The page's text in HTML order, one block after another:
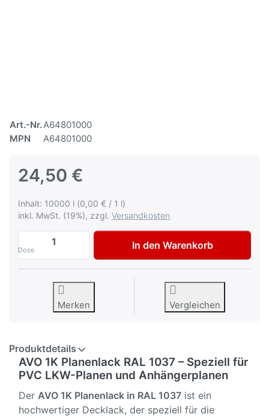
Art.-Nr.A64801000
MPN
A64801000
24,50 €
Inhalt: 10000 l (0,00 € / 1 l)
inkl. MwSt. (19%), zzgl. Versandkosten
Dose
AVO 1K PVC Planenfarbe Planenlack
In den Warenkorb
Merken Vergleichen
Produktdetails
AVO 1K Planenlack RAL 1037 – Speziell für
PVC LKW-Planen und Anhängerplanen
Der AVO 1K Planenlack in RAL 1037 ist ein
hochwertiger Decklack, der speziell für die